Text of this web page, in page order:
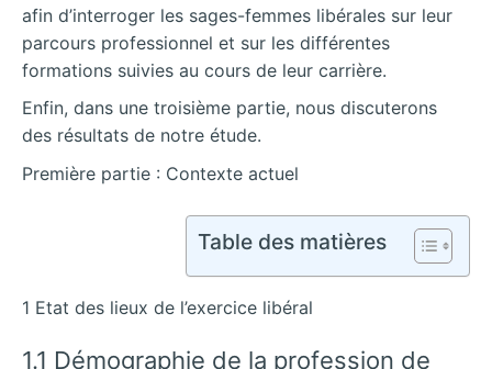
afin d’interroger les sages-femmes libérales sur leur
parcours professionnel et sur les différentes
formations suivies au cours de leur carrière.
Enfin, dans une troisième partie, nous discuterons
des résultats de notre étude.
Première partie : Contexte actuel
Table des matières
1 Etat des lieux de l’exercice libéral
1.1 Démographie de la profession de